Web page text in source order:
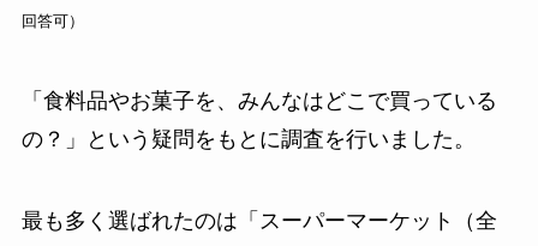
回答可）
「食料品やお菓子を、みんなはどこで買っている
の？」という疑問をもとに調査を行いました。
最も多く選ばれたのは「スーパーマーケット（全